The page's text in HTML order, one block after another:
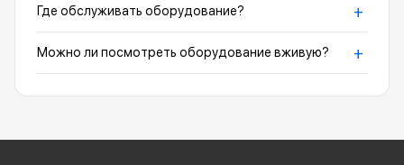
Где обслуживать оборудование? +
Можно ли посмотреть оборудование вживую? +